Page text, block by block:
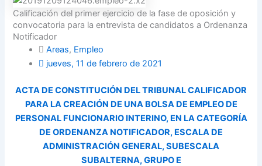
Calificación del primer ejercicio de la fase de oposición y
convocatoria para la entrevista de candidatos a Ordenanza
Notificador
Areas, Empleo
jueves, 11 de febrero de 2021
ACTA DE CONSTITUCIÓN DEL TRIBUNAL CALIFICADOR
PARA LA CREACIÓN DE UNA BOLSA DE EMPLEO DE
PERSONAL FUNCIONARIO INTERINO, EN LA CATEGORÍA
DE ORDENANZA NOTIFICADOR, ESCALA DE
ADMINISTRACIÓN GENERAL, SUBESCALA
SUBALTERNA, GRUPO E